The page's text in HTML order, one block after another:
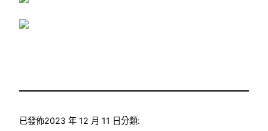
已發佈2023 年 12 月 11 日分類: